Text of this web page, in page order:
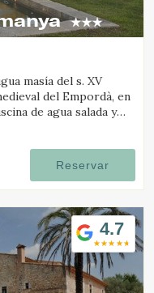
masía del s. XV
del Empordà, en
de agua salada y
Reservar
4.7